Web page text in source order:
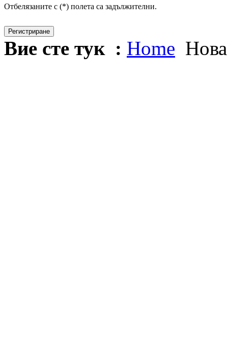
Отбелязаните с (*) полета са задължителни.
Регистриране
Вие сте тук : Home Нова